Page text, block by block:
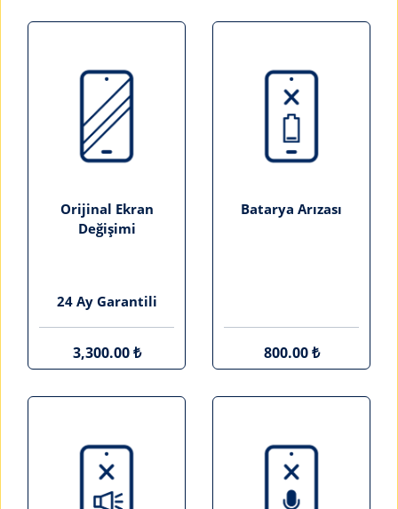
Orijinal Ekran
Değişimi
24 Ay Garantili
3,300.00 ₺
Batarya Arızası
800.00 ₺